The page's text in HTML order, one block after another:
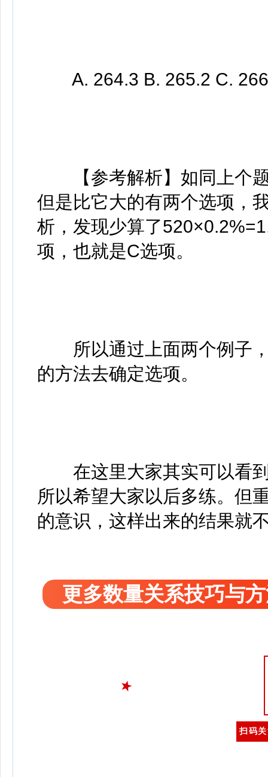
A. 264.3 B. 265.2 C.
【参考解析】如同上个题
但是比它大的有两个选项，
析，发现少算了
项，也就是C选项。
所以通过上面两个例子，
的方法去确定选项。
在这里大家其实可以看到
所以希望大家以后多练。但
的意识，这样出来的结果就
更多数量关系技巧与
扫码